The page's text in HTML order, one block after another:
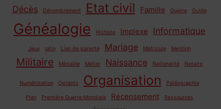
Décès Dénombrement Etat civil Famille Guerre Guide
Généalogie Histoire Implexe Informatique
Jeux latin Lien de parenté Mariage Matricule Mention
Militaire Médaille Métier Naissance Nationalité Notaire
Numérotation Optants Organisation Paléographie
Plan Première Guerre Mondiale Recensement
Ressources